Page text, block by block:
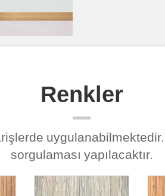
Renkler
sorgulaması yapılacaktır.